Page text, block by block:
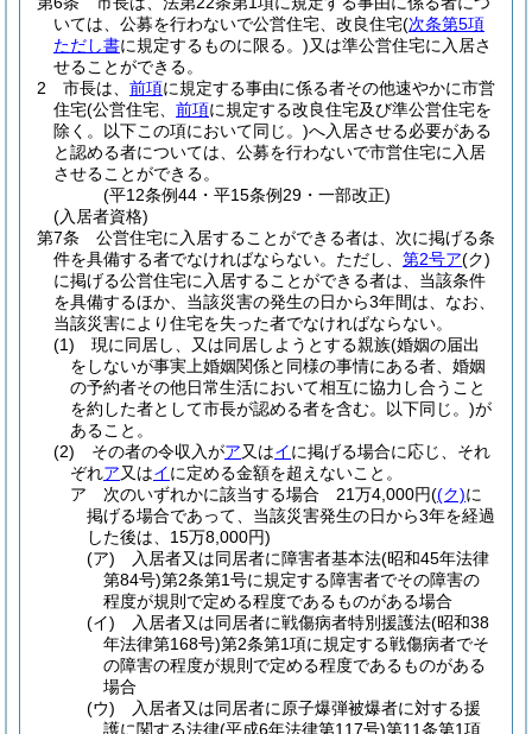
いては、公募を行わないで公営住宅、改良住宅(次条第5項
ただし書に規定するものに限る。)又は準公営住宅に入居さ
せることができる。
2
市長は、 前項に規定する事由に係る者その他速やかに市営
住宅(公営住宅、 前項に規定する改良住宅及び準公営住宅を
除く。以下この項において同じ。)へ入居させる必要がある
と認める者については、公募を行わないで市営住宅に入居
させることができる。
(平12条例44・平15条例29・一部改正)
(入居者資格)
第7条
公営住宅に入居することができる者は、次に掲げる条
件を具備する者でなければならない。 ただし、 第2号ア(ク)
に掲げる公営住宅に入居することができる者は、当該条件
を具備するほか、当該災害の発生の日から3年間は、なお、
当該災害により住宅を失った者でなければならない。
(1)
現に同居し、又は同居しようとする親族(婚姻の届出
をしないが事実上婚姻関係と同様の事情にある者、婚姻
の予約者その他日常生活において相互に協力し合うこと
を約した者として市長が認める者を含む。以下同じ。)が
あること。
(2)
その者の令収入がア又はイに掲げる場合に応じ、それ
ぞれア又はイに定める金額を超えないこと。
ア
次のいずれかに該当する場合 21万4,000円((ク)に
掲げる場合であって、当該災害発生の日から3年を経過
した後は、15万8,000円)
(ア)
入居者又は同居者に障害者基本法(昭和45年法律
第84号)第2条第1号に規定する障害者でその障害の
程度が規則で定める程度であるものがある場合
(イ)
入居者又は同居者に戦傷病者特別援護法(昭和38
年法律第168号)第2条第1項に規定する戦傷病者でそ
の障害の程度が規則で定める程度であるものがある
場合
(ウ)
入居者又は同居者に原子爆弾被爆者に対する援
護に関する法律(平成6年法律第117号)第11条第1項